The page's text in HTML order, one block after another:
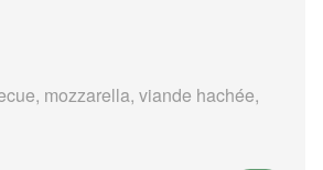
mozzarella, viande hachée,